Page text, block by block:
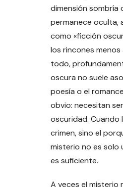
dimensión sombría
permanece oculta,
como «ficción
los rincones
todo,
oscura no suele
poesía o el
obvio: necesitan
oscuridad. Cuando
crimen, sino el
misterio no es solo
es suficiente.
A veces el misterio